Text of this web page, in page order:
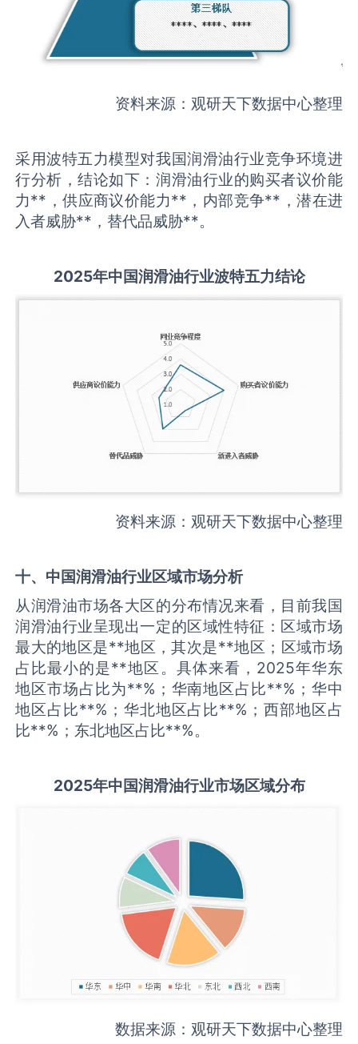
资料来源：观研天下数据中心整理
采用波特五力模型对我国润滑油行业竞争环境进
行分析，结论如下：润滑油行业的购买者议价能
力**，供应商议价能力**，内部竞争**，潜在进
入者威胁**，替代品威胁**。
2025年中国润滑油行业波特五力结论
资料来源：观研天下数据中心整理
十、中国润滑油行业区域市场分析
从润滑油市场各大区的分布情况来看，目前我国
润滑油行业呈现出一定的区域性特征：区域市场
最大的地区是**地区，其次是**地区；区域市场
占比最小的是**地区。具体来看，2025年华东
地区市场占比为**%；华南地区占比**%；华中
地区占比**%；华北地区占比**%；西部地区占
比**%；东北地区占比**%。
2025年中国润滑油行业市场区域分布
数据来源：观研天下数据中心整理